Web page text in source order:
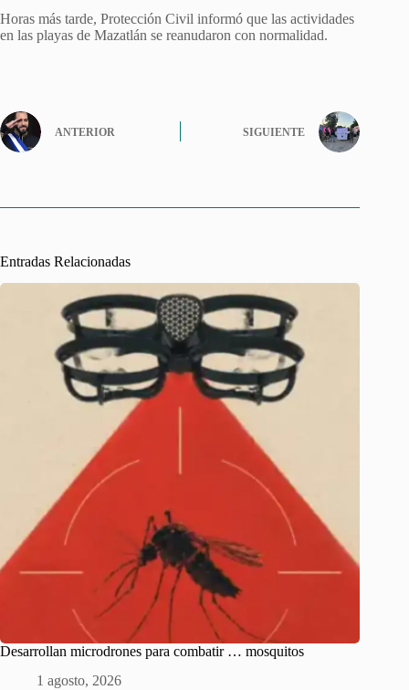
Horas más tarde, Protección Civil informó que las actividades
en las playas de Mazatlán se reanudaron con normalidad.
ANTERIOR SIGUIENTE
Entradas Relacionadas
Desarrollan microdrones para combatir … mosquitos
1 agosto, 2026